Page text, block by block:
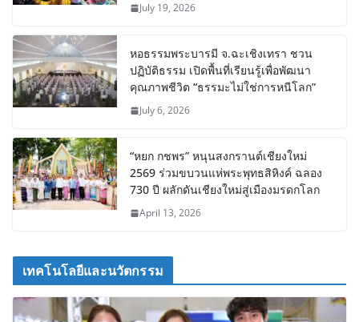
July 19, 2026
หอธรรมพระบารมี จ.ฉะเชิงเทรา ชวน
ปฏิบัติธรรม เปิดพื้นที่เรียนรู้เพื่อพัฒนา
คุณภาพชีวิต “ธรรมะไม่ใช่การหนีโลก”
July 6, 2026
“หยก กชพร” หนุนสงกรานต์เชียงใหม่
2569 ร่วมขบวนแห่พระพุทธสิหิงค์ ฉลอง
730 ปี ผลักดันเชียงใหม่สู่เมืองมรดกโลก
April 13, 2026
เทคโนโลยีและนวัตกรรม